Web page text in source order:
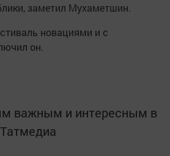
заметил Мухаметшин.
новациями и с
он.
важным и интересным в
Татмедиа